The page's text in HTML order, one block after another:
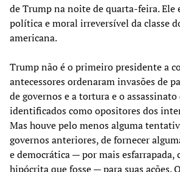
de Trump na noite de quarta-feira. Ele
política e moral irreversível da classe
americana.
Trump não é o primeiro presidente a
antecessores ordenaram invasões de
de governos e a tortura e o
identificados como opositores dos
Mas houve pelo menos alguma
governos anteriores, de fornecer
e democrática — por mais esfarrapada,
hipócrita que fosse — para suas ações.